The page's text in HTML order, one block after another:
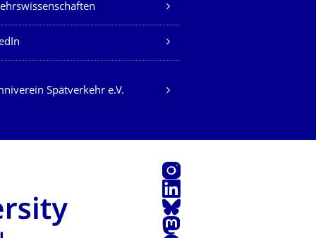
Spätverkehr e.V.
Instagram
LinkedIn
Bluesky
Mastodon